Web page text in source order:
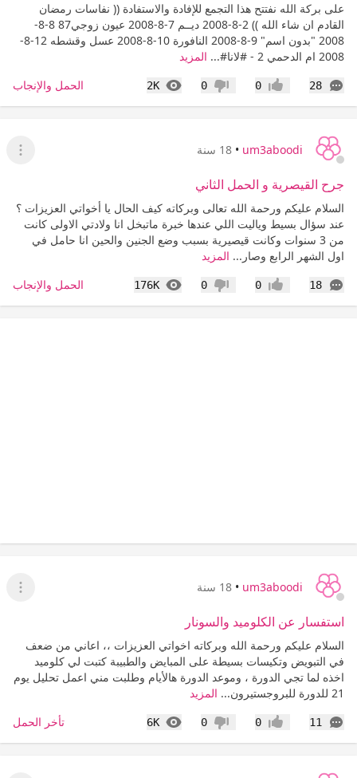
على بركة الله نفتتح هذا التجمع للإفادة والاستفادة (( نفاسات رمضان
القادم ان شاء الله )) 2-8-2008 ديــم 7-8-2008 عيون زوجي87 8-8-
2008 "بدون اسم" 9-8-2008 النافورة 10-8-2008 عسل وقشطه 12-8-
2008 ام الدحمي 2 - #لانا#...
المزيد
28
التعليقات إعجاب0 عدم إعجاب
0
2K
المشاهدات الحمل والإنجاب
um3aboodi
• 18 سنة
عرض
جرح القيصرية و الحمل الثاني
السلام عليكم ورحمة الله تعالى وبركاته كيف الحال يا أخواتي العزيزات ؟
عند سؤال بسيط وياليت اللي عندها خبرة ماتبخل انا ولادتي الاولى كانت
من 3 سنوات وكانت قيصيرية بسبب وضع الجنين والحين انا حامل في
اول الشهر الرابع وصار... المزيد
18
التعليقات إعجاب0 عدم إعجاب
0
176K
المشاهدات الحمل والإنجاب
um3aboodi
• 18 سنة
عرض
استفسار عن الكلوميد والسونار
السلام عليكم ورحمة الله وبركاته اخواتي العزيزات ،، اعاني من ضعف
في التبويض وتكيسات بسيطة على المبايض والطبيبة كتبت لي كلوميد
اخذه لما تجي الدورة ، وموعد الدورة هالأيام وطلبت مني اعمل تحليل يوم
21 للدورة للبروجستيرون...
المزيد
11
التعليقات إعجاب0 عدم إعجاب
0
6K
المشاهدات تأخر الحمل